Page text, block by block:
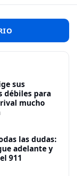
sus
débiles para
mucho
las dudas:
adelante y
911